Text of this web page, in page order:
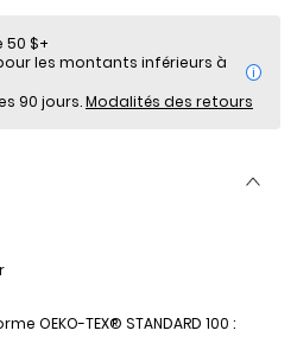
50 $+
i
90 jours.Modalités des retours
OEKO-TEX® STANDARD 100 :